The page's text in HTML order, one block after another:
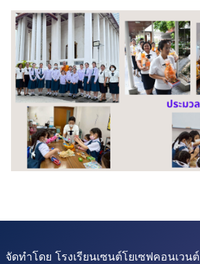
จัดทำโดย โรงเรียนเซนต์โยเซฟคอนเวนต์